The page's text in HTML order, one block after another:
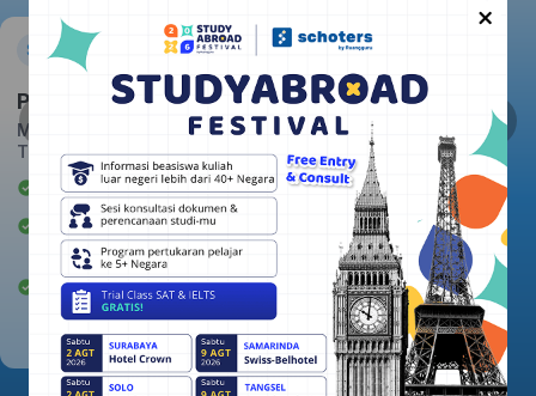
Pratiwi
Massachusetts Institute of
Technology
Awardee Beasiswa LPDP
Berpengalaman mengajar 2+
tahun
Rata-rata kepuasan student:
5.0/5.0
×